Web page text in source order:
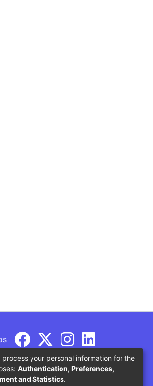
process your personal information for the
Authentication, Preferences,
and Statistics.